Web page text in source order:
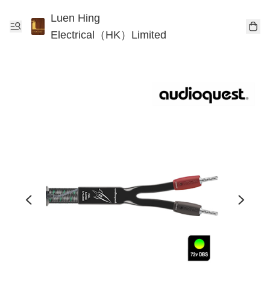
Luen Hing
Electrical（HK）Limited